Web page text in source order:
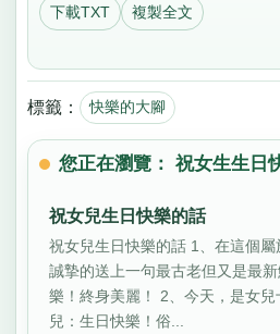
下載TXT 複製全文
標籤： 快樂的大腳
您正在瀏覽： 祝女生生日
祝女兒生日快樂的話
祝女兒生日快樂的話 1、在這個
誠摯的送上一句最古老但又是最
樂！終身美麗！ 2、今天，是女
兒：生日快樂！俗...